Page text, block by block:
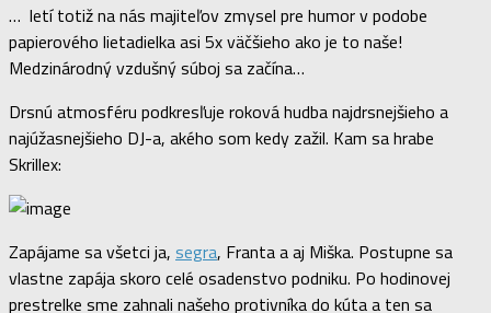
… letí totiž na nás majiteľov zmysel pre humor v podobe
papierového lietadielka asi 5x väčšieho ako je to naše!
Medzinárodný vzdušný súboj sa začína…
Drsnú atmosféru podkresľuje roková hudba najdrsnejšieho a
najúžasnejšieho DJ-a, akého som kedy zažil. Kam sa hrabe
Skrillex:
Zapájame sa všetci ja, segra, Franta a aj Miška. Postupne sa
vlastne zapája skoro celé osadenstvo podniku. Po hodinovej
prestrelke sme zahnali našeho protivníka do kúta a ten sa